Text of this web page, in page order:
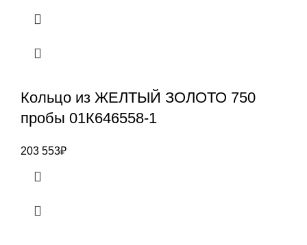
Кольцо из ЖЕЛТЫЙ ЗОЛОТО 750
пробы 01К646558-1
203 553₽